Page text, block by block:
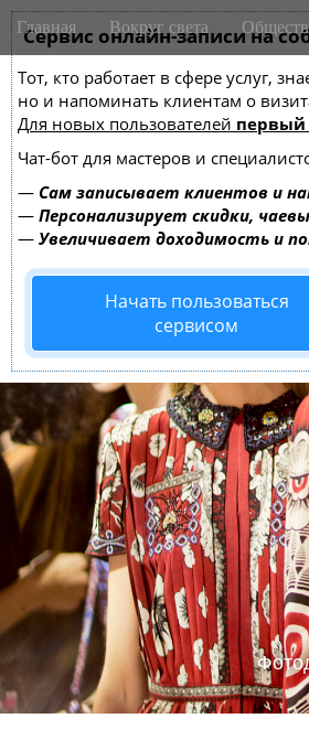
Сервис онлайн-записи на
Тот, кто работает в сфере услуг,
но и напоминать клиентам о
Для новых пользователей первый
Чат-бот для мастеров и
— Сам записывает клиентов и
— Персонализирует скидки,
— Увеличивает доходимость и
Начать пользоваться
сервисом
M
a
n
m
e
n
u
i
Главная Вокруг света